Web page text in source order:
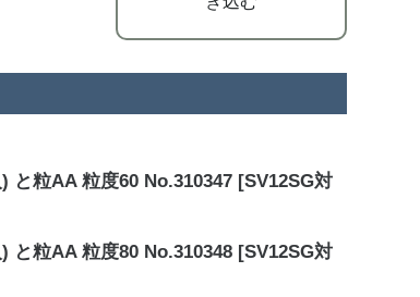
と粒AA 粒度60 No.310347 [SV12SG対
と粒AA 粒度80 No.310348 [SV12SG対